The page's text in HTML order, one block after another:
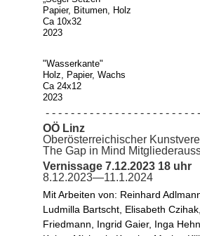
Papier, Bitumen, Holz
Ca 10x32
2023
"Wasserkante"
Holz, Papier, Wachs
Ca 24x12
2023
- - - - - - - - - - - - - - - - - - - - - - - -
OÖ Linz
Oberösterreichischer
The Gap in Mind
Vernissage 7.12.2023 18 uhr
8.12.2023—11.1.2024
Mit Arbeiten von: Reinhard
Ludmilla Bartscht, Elisabeth
Friedmann, Ingrid Gaier, Inga